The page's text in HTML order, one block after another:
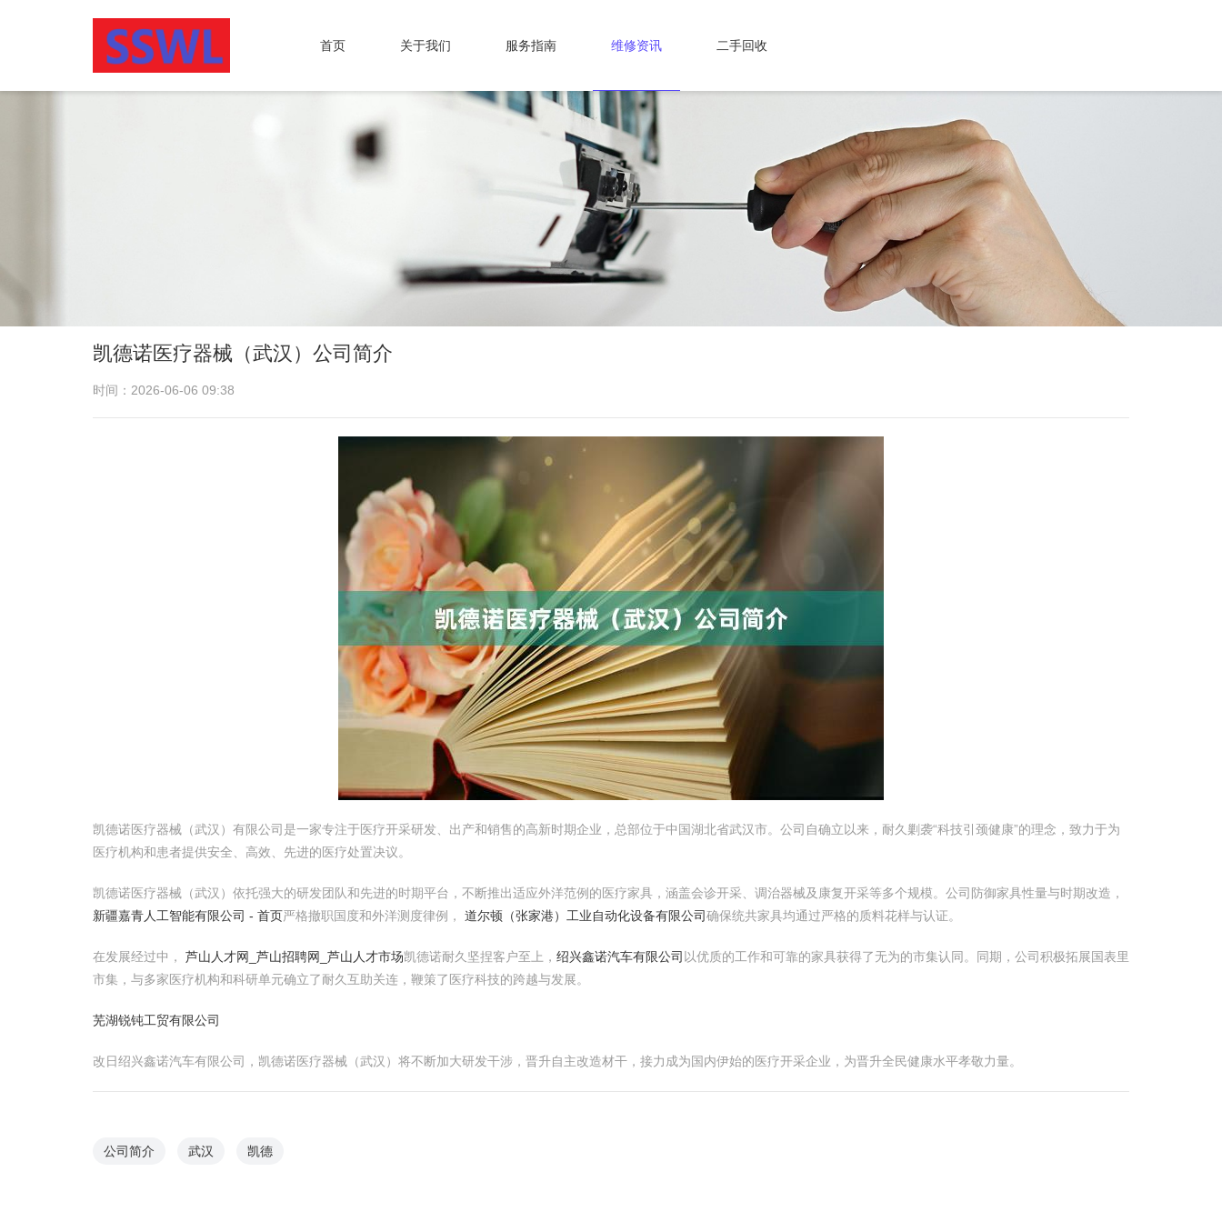
首页 关于我们 服务指南 维修资讯 二手回收
凯德诺医疗器械（武汉）公司简介
时间：2026-06-06 09:38
凯德诺医疗器械（武汉）有限公司是一家专注于医疗开采研发、出产和销售的高新时期企业，总部位于中国湖北省武汉市。公司自确立以来，耐久剿袭“科技引颈健康”的理念，致力于为
医疗机构和患者提供安全、高效、先进的医疗处置决议。
凯德诺医疗器械（武汉）依托强大的研发团队和先进的时期平台，不断推出适应外洋范例的医疗家具，涵盖会诊开采、调治器械及康复开采等多个规模。公司防御家具性量与时期改造，
新疆嘉青人工智能有限公司 - 首页严格撤职国度和外洋测度律例， 道尔顿（张家港）工业自动化设备有限公司确保统共家具均通过严格的质料花样与认证。
在发展经过中， 芦山人才网_芦山招聘网_芦山人才市场凯德诺耐久坚捏客户至上， 绍兴鑫诺汽车有限公司 以优质的工作和可靠的家具获得了无为的市集认同。同期，公司积极拓展国表里
市集，与多家医疗机构和科研单元确立了耐久互助关连，鞭策了医疗科技的跨越与发展。
芜湖锐钝工贸有限公司
改日绍兴鑫诺汽车有限公司，凯德诺医疗器械（武汉）将不断加大研发干涉，晋升自主改造材干，接力成为国内伊始的医疗开采企业，为晋升全民健康水平孝敬力量。
公司简介 武汉 凯德